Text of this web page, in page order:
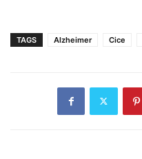
TAGS Alzheimer Cice